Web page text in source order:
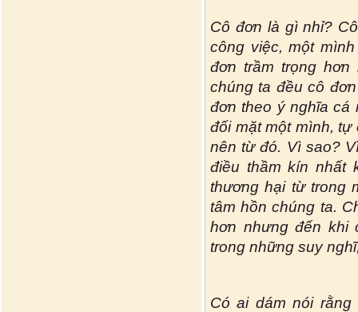
Cô đơn là gì nhỉ?
công việc, một
đơn trầm trọng
chúng ta đều cô
đơn theo ý nghĩa cá
đối mặt một mình,
nên từ đó. Vì sao?
điều thầm kín nhất
thương hại từ trong
tâm hồn chúng ta.
hơn nhưng đến khi
trong những suy
Có ai dám nói